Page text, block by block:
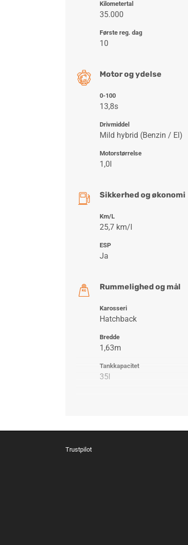
Kilometertal
35.000
Første reg. dag
10
Motor og ydelse
0-100
13,8s
Drivmiddel
Mild hybrid (Benzin / El)
Motorstørrelse
1,0l
Sikkerhed og økonomi
Km/L
25,7 km/l
ESP
Ja
Rummelighed og mål
Karosseri
Hatchback
Bredde
1,63m
Tankkapacitet
35l
Trustpilot